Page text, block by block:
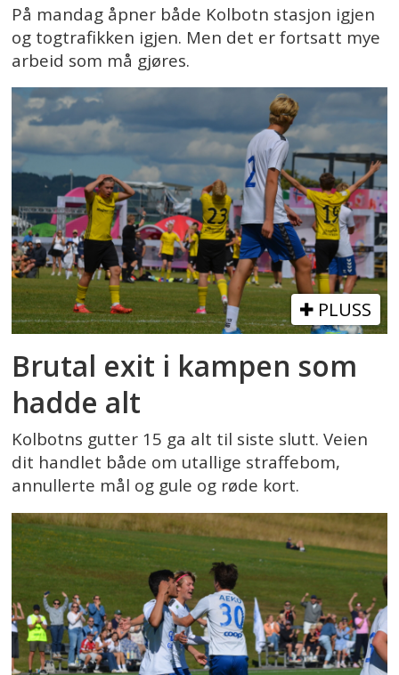
På mandag åpner både Kolbotn stasjon igjen
og togtrafikken igjen. Men det er fortsatt mye
arbeid som må gjøres.
PLUSS
Brutal exit i kampen som
hadde alt
Kolbotns gutter 15 ga alt til siste slutt. Veien
dit handlet både om utallige straffebom,
annullerte mål og gule og røde kort.